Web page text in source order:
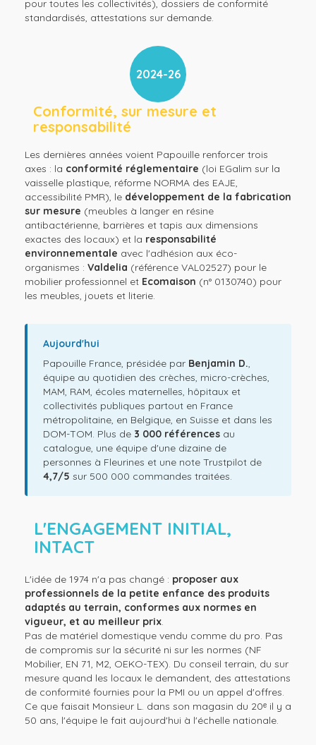
pour toutes les collectivités), dossiers de conformité
standardisés, attestations sur demande.
2024-26
Conformité, sur mesure et
responsabilité
Les dernières années voient Papouille renforcer trois
axes : la conformité réglementaire (loi EGalim sur la
vaisselle plastique, réforme NORMA des EAJE,
accessibilité PMR), le développement de la fabrication
sur mesure (meubles à langer en résine
antibactérienne, barrières et tapis aux dimensions
exactes des locaux) et la responsabilité
environnementale avec l'adhésion aux éco-
organismes : Valdelia (référence VAL02527) pour le
mobilier professionnel et Ecomaison (n° 0130740) pour
les meubles, jouets et literie.
Aujourd'hui
Papouille France, présidée par Benjamin D.,
équipe au quotidien des crèches, micro-crèches,
MAM, RAM, écoles maternelles, hôpitaux et
collectivités publiques partout en France
métropolitaine, en Belgique, en Suisse et dans les
DOM-TOM. Plus de 3 000 références au
catalogue, une équipe d'une dizaine de
personnes à Fleurines et une note Trustpilot de
4,7/5 sur 500 000 commandes traitées.
L'ENGAGEMENT INITIAL,
INTACT
L'idée de 1974 n'a pas changé : proposer aux
professionnels de la petite enfance des produits
adaptés au terrain, conformes aux normes en
vigueur, et au meilleur prix.
Pas de matériel domestique vendu comme du pro. Pas
de compromis sur la sécurité ni sur les normes (NF
Mobilier, EN 71, M2, OEKO-TEX). Du conseil terrain, du sur
mesure quand les locaux le demandent, des attestations
de conformité fournies pour la PMI ou un appel d'offres.
Ce que faisait Monsieur L. dans son magasin du 20ᵉ il y a
50 ans, l'équipe le fait aujourd'hui à l'échelle nationale.